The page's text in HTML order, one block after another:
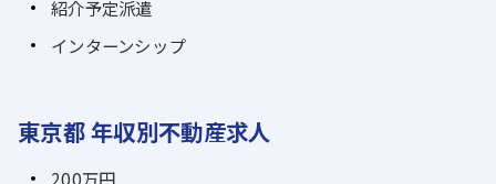
紹介予定派遣
インターンシップ
東京都 年収別不動産求人
200万円